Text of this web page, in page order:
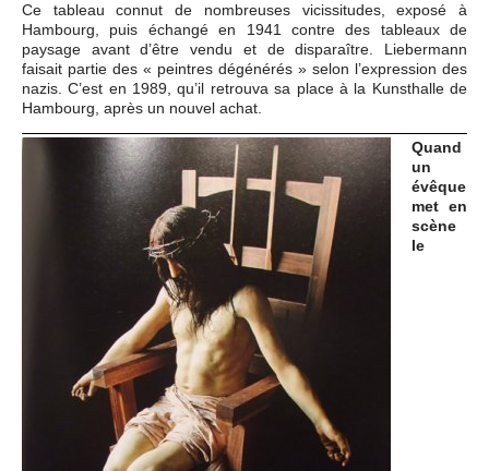
Ce tableau connut de nombreuses vicissitudes, exposé à
Hambourg, puis échangé en 1941 contre des tableaux de
paysage avant d’être vendu et de disparaître. Liebermann
faisait partie des « peintres dégénérés » selon l’expression des
nazis. C’est en 1989, qu’il retrouva sa place à la Kunsthalle de
Hambourg, après un nouvel achat.
Quand
un
évêque
met en
scène
le